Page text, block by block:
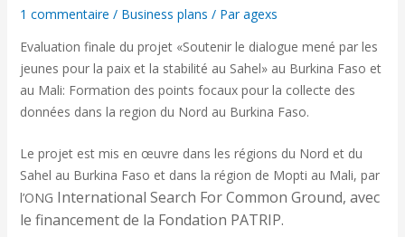
1 commentaire / Business plans / Paragexs
Evaluation finale du projet «Soutenir le dialogue mené par les
jeunes pour la paix et la stabilité au Sahel» au Burkina Faso et
au Mali: Formation des points focaux pour la collecte des
données dans la region du Nord au Burkina Faso.
Le projet est mis en œuvre dans les régions du Nord et du
Sahel au Burkina Faso et dans la région de Mopti au Mali, par
l’ONG International Search For Common Ground, avec
le financement de la Fondation PATRIP.